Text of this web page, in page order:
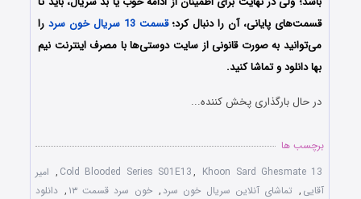
قسمت‌های پایانی، آن را دنبال کرد؛قسمت 13 سریال خون سرد
را
می‌توانید به صورت قانونی از سایت دوستی‌ها با مصرف اینترنت نیم
بها دانلود و تماشا کنید.
در حال بارگذاری پخش کننده...
برچسب ها
Cold Blooded Series S01E13, Khoon Sard Ghesmate 13
, امیر
آقایی , تماشای آنلاین سریال خون سرد , خون سرد قسمت ۱۳ , دانلود